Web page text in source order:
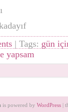
| Tags: gün
yapsam
is powered by WordPress |